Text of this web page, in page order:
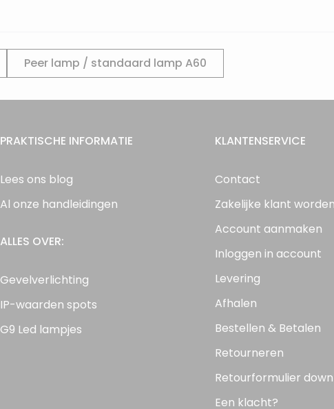
Peer lamp / standaard lamp A60
PRAKTISCHE INFORMATIE
Lees ons blog
Al onze handleidingen
ALLES OVER:
Gevelverlichting
IP-waarden spots
G9 Led lampjes
KLANTENSERVICE
Contact
Zakelijke klant worden
Account aanmaken
Inloggen in account
Levering
Afhalen
Bestellen & Betalen
Retourneren
Retourformulier
Een klacht?